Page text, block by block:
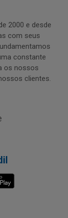
2000 e desde
com seus
constante
os nossos
clientes.